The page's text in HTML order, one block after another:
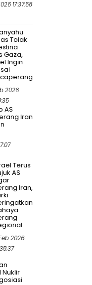
17:37:58
Tolak
Gaza,
Ingin
2026
AS
Iran
Terus
AS
Iran,
2026